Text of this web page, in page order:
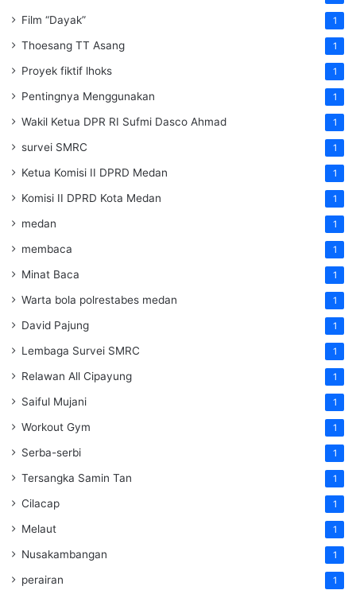
Film “Dayak” 1
Thoesang TT Asang 1
Proyek fiktif lhoks 1
Pentingnya Menggunakan 1
Wakil Ketua DPR RI Sufmi Dasco Ahmad 1
survei SMRC 1
Ketua Komisi II DPRD Medan 1
Komisi II DPRD Kota Medan 1
medan 1
membaca 1
Minat Baca 1
Warta bola polrestabes medan 1
David Pajung 1
Lembaga Survei SMRC 1
Relawan All Cipayung 1
Saiful Mujani 1
Workout Gym 1
Serba-serbi 1
Tersangka Samin Tan 1
Cilacap 1
Melaut 1
Nusakambangan 1
perairan 1